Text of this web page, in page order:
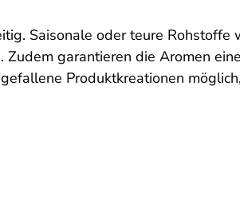
Saisonale oder teure Rohstoffe
garantieren die Aromen
Produktkreationen